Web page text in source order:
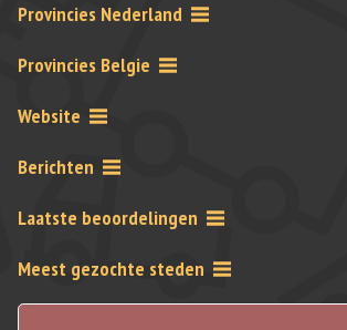
Provincies Nederland
Provincies Belgie
Website
Berichten
Laatste beoordelingen
Meest gezochte steden